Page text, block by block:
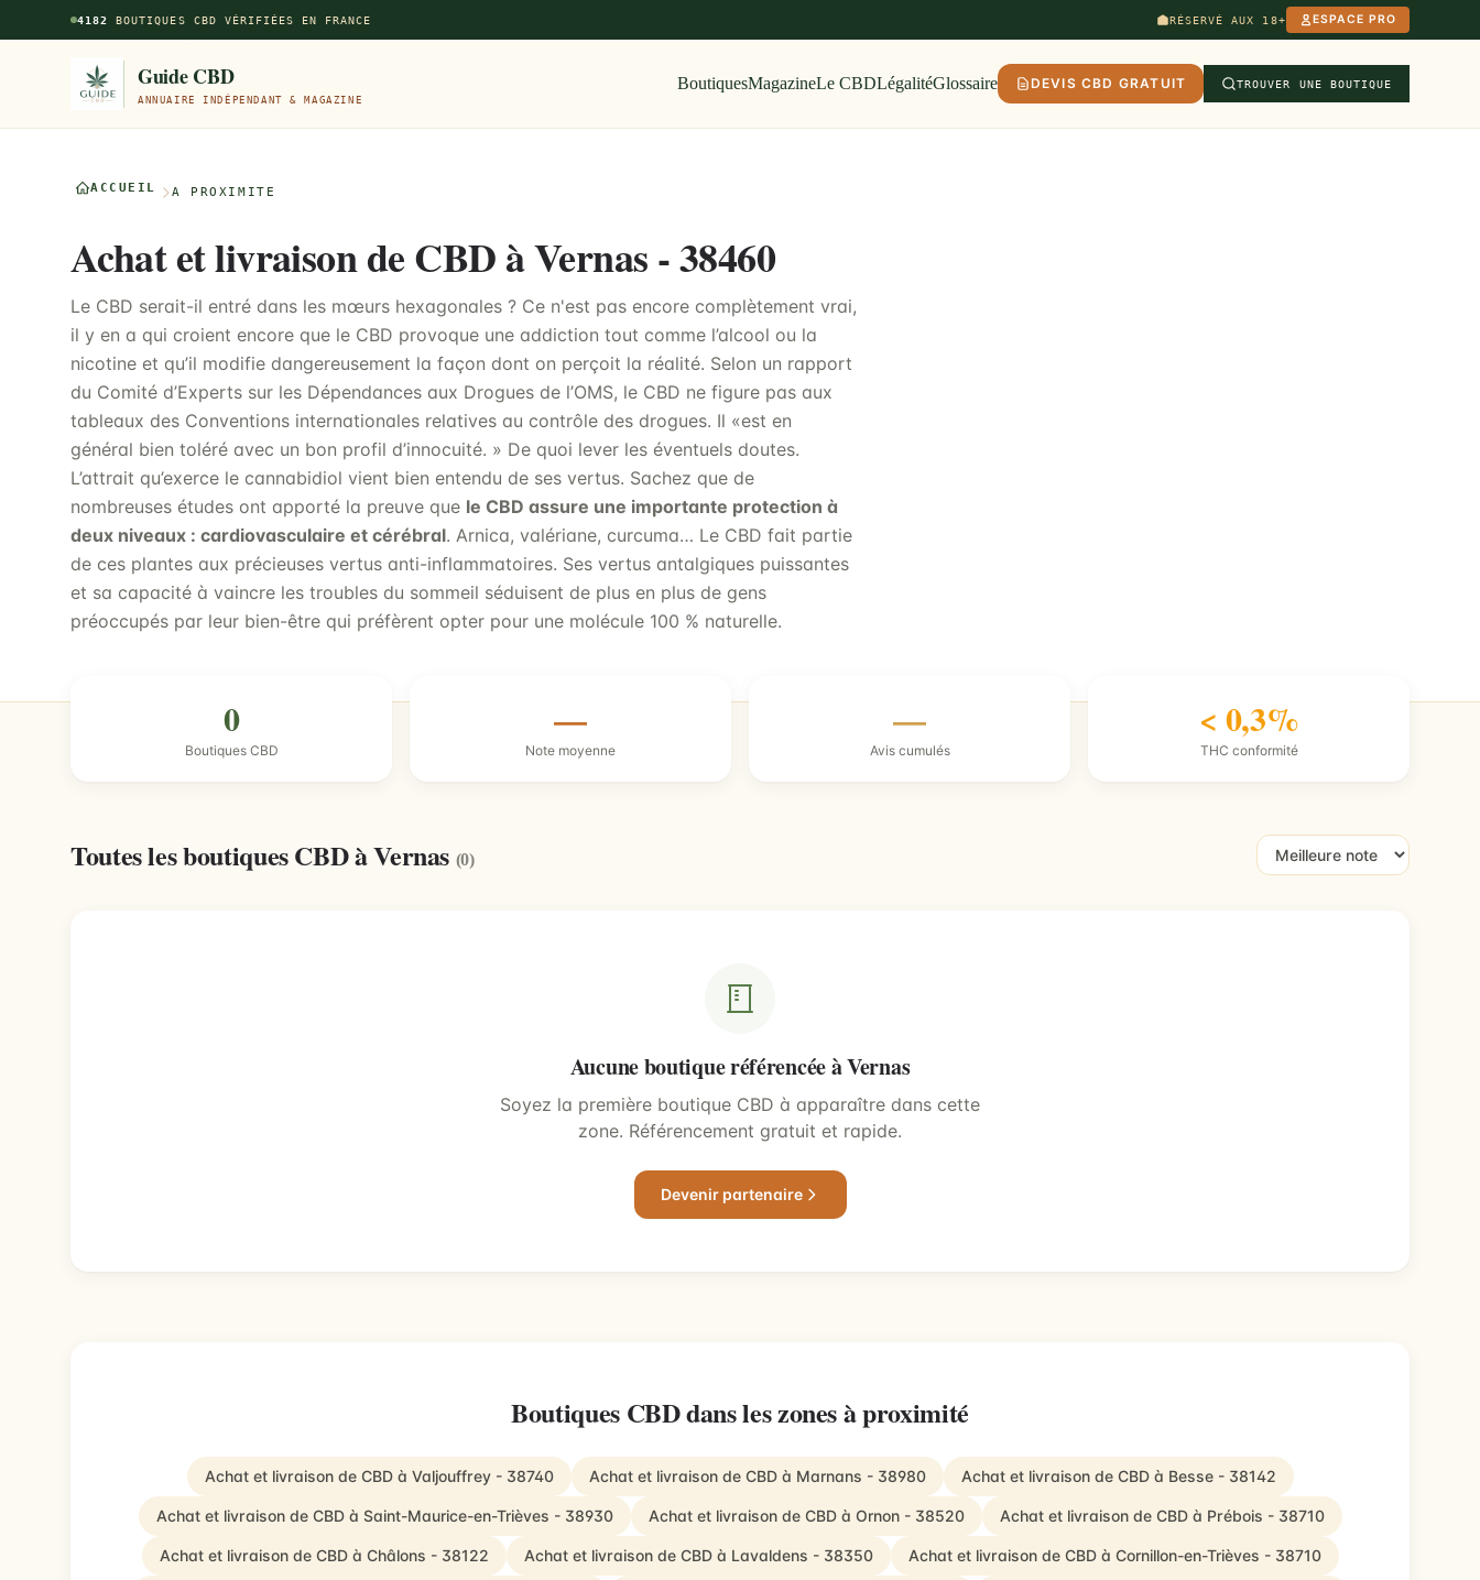
Aller au contenu principal
4182 BOUTIQUES CBD VÉRIFIÉES EN FRANCE RÉSERVÉ AUX 18+ ESPACE PRO
Guide CBD
ANNUAIRE INDÉPENDANT & MAGAZINE
BoutiquesMagazineLe CBDLégalitéGlossaire DEVIS CBD GRATUIT TROUVER UNE BOUTIQUE
ACCUEIL À PROXIMITÉ
Achat et livraison de CBD à Vernas - 38460
Le CBD serait-il entré dans les mœurs hexagonales ? Ce n'est pas encore complètement vrai,
il y en a qui croient encore que le CBD provoque une addiction tout comme l’alcool ou la
nicotine et qu’il modifie dangereusement la façon dont on perçoit la réalité. Selon un rapport
du Comité d’Experts sur les Dépendances aux Drogues de l’OMS, le CBD ne figure pas aux
tableaux des Conventions internationales relatives au contrôle des drogues. Il «est en
général bien toléré avec un bon profil d’innocuité. » De quoi lever les éventuels doutes.
L’attrait qu’exerce le cannabidiol vient bien entendu de ses vertus. Sachez que de
nombreuses études ont apporté la preuve que le CBD assure une importante protection à
deux niveaux : cardiovasculaire et cérébral. Arnica, valériane, curcuma… Le CBD fait partie
de ces plantes aux précieuses vertus anti-inflammatoires. Ses vertus antalgiques puissantes
et sa capacité à vaincre les troubles du sommeil séduisent de plus en plus de gens
préoccupés par leur bien-être qui préfèrent opter pour une molécule 100 % naturelle.
0
Boutiques CBD
—
Note moyenne
—
Avis cumulés
< 0,3%
THC conformité
Toutes les boutiques CBD à Vernas (0)
Aucune boutique référencée à Vernas
Soyez la première boutique CBD à apparaître dans cette
zone. Référencement gratuit et rapide.
Devenir partenaire
Boutiques CBD dans les zones à proximité
Achat et livraison de CBD à Valjouffrey - 38740 Achat et livraison de CBD à Marnans - 38980 Achat et livraison de CBD à Besse - 38142
Achat et livraison de CBD à Saint-Maurice-en-Trièves - 38930 Achat et livraison de CBD à Ornon - 38520 Achat et livraison de CBD à Prébois - 38710
Achat et livraison de CBD à Châlons - 38122 Achat et livraison de CBD à Lavaldens - 38350 Achat et livraison de CBD à Cornillon-en-Trièves - 38710